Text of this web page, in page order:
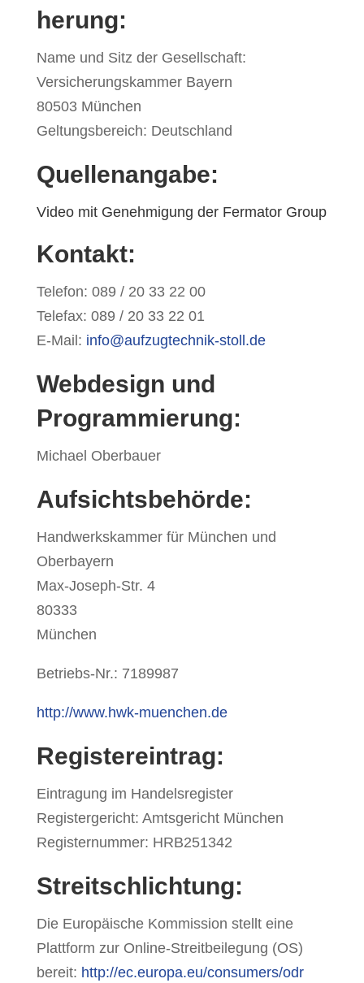
herung:
Name und Sitz der Gesellschaft:
Versicherungskammer Bayern
80503 München
Geltungsbereich: Deutschland
Quellenangabe:
Video mit Genehmigung der Fermator Group
Kontakt:
Telefon: 089 / 20 33 22 00
Telefax: 089 / 20 33 22 01
E-Mail: info@aufzugtechnik-stoll.de
Webdesign und
Programmierung:
Michael Oberbauer
Aufsichtsbehörde:
Handwerkskammer für München und
Oberbayern
Max-Joseph-Str. 4
80333
München
Betriebs-Nr.: 7189987
http://www.hwk-muenchen.de
Registereintrag:
Eintragung im Handelsregister
Registergericht: Amtsgericht München
Registernummer: HRB251342
Streitschlichtung:
Die Europäische Kommission stellt eine
Plattform zur Online-Streitbeilegung (OS)
bereit: http://ec.europa.eu/consumers/odr